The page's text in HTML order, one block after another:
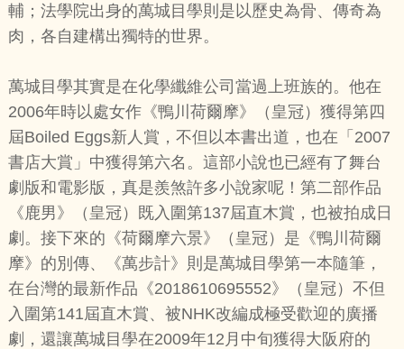
輔；法學院出身的萬城目學則是以歷史為骨、傳奇為
肉，各自建構出獨特的世界。
萬城目學其實是在化學纖維公司當過上班族的。他在
2006年時以處女作《鴨川荷爾摩》（皇冠）獲得第四
屆Boiled Eggs新人賞，不但以本書出道，也在「2007
書店大賞」中獲得第六名。這部小說也已經有了舞台
劇版和電影版，真是羨煞許多小說家呢！第二部作品
《鹿男》（皇冠）既入圍第137屆直木賞，也被拍成日
劇。接下來的《荷爾摩六景》（皇冠）是《鴨川荷爾
摩》的別傳、《萬步計》則是萬城目學第一本隨筆，
在台灣的最新作品《2018610695552》（皇冠）不但
入圍第141屆直木賞、被NHK改編成極受歡迎的廣播
劇，還讓萬城目學在2009年12月中旬獲得大阪府的